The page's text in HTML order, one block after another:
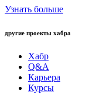
Узнать больше
другие проекты хабра
Хабр
Q&A
Карьера
Курсы